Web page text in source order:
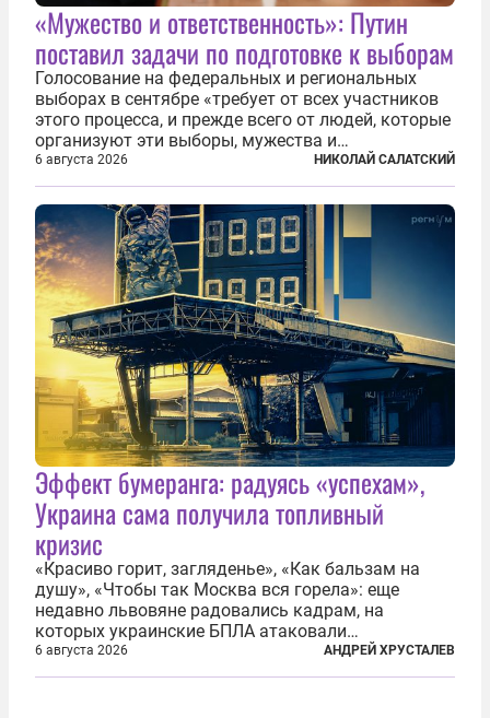
«Мужество и ответственность»: Путин
поставил задачи по подготовке к выборам
Голосование на федеральных и региональных
выборах в сентябре «требует от всех участников
этого процесса, и прежде всего от людей, которые
организуют эти выборы, мужества и
ответственного отношения к формированию
власти», — подчеркнул президент Владимир Путин
на состоявшейся 5 августа в Кремле...
6 августа 2026 НИКОЛАЙ САЛАТСКИЙ
Эффект бумеранга: радуясь «успехам»,
Украина сама получила топливный
кризис
«Красиво горит, загляденье», «Как бальзам на
душу», «Чтобы так Москва вся горела»: еще
недавно львовяне радовались кадрам, на
которых украинские БПЛА атаковали
нефтеперерабатывающие предприятия России. В
скором времени оказалось, что в «эту игру можно
6 августа 2026 АНДРЕЙ ХРУСТАЛЕВ